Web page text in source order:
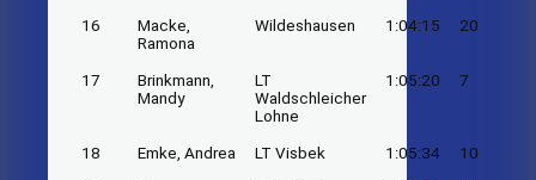
16
Macke,
Ramona
Wildeshausen 1:04:15 20
17
Brinkmann,
Mandy
LT
Waldschleicher
Lohne
1:05:20 7
18 Emke, Andrea LT Visbek 1:05:34 10